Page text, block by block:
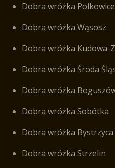
Dobra wróżka Polkowice
Dobra wróżka Wąsosz
Dobra wróżka Kudowa-
Dobra wróżka Środa
Dobra wróżka
Dobra wróżka Sobótka
Dobra wróżka Bystrzyca
Dobra wróżka Strzelin